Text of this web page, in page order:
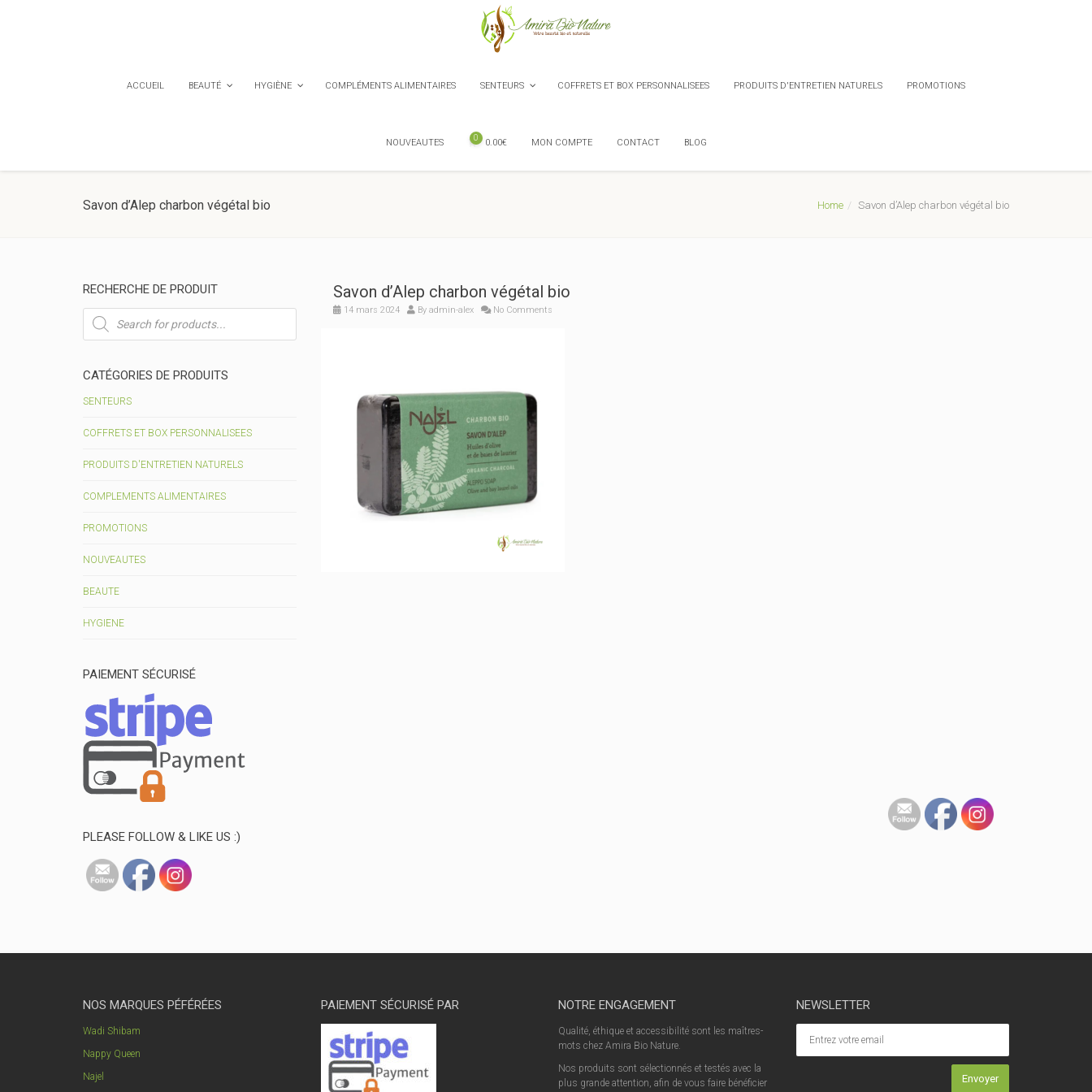
ACCUEIL BEAUTÉ HYGIÈNE COMPLÉMENTS ALIMENTAIRES SENTEURS COFFRETS ET BOX PERSONNALISEES PRODUITS D'ENTRETIEN NATURELS PROMOTIONS
NOUVEAUTES 0 0.00€ MON COMPTE CONTACT BLOG
Savon d’Alep charbon végétal bio Home Savon d’Alep charbon végétal bio
RECHERCHE DE PRODUIT
Recherche
de
produits
CATÉGORIES DE PRODUITS
SENTEURS
COFFRETS ET BOX PERSONNALISEES
PRODUITS D'ENTRETIEN NATURELS
COMPLEMENTS ALIMENTAIRES
PROMOTIONS
NOUVEAUTES
BEAUTE
HYGIENE
PAIEMENT SÉCURISÉ
PLEASE FOLLOW & LIKE US :)
Savon d’Alep charbon végétal bio
14 mars 2024 By admin-alex No Comments
NOS MARQUES PÉFÉRÉES
Wadi Shibam
Nappy Queen
Najel
PAIEMENT SÉCURISÉ PAR NOTRE ENGAGEMENT
Qualité, éthique et accessibilité sont les maîtres-
mots chez Amira Bio Nature.
Nos produits sont sélectionnés et testés avec la
plus grande attention, afin de vous faire bénéficier
NEWSLETTER